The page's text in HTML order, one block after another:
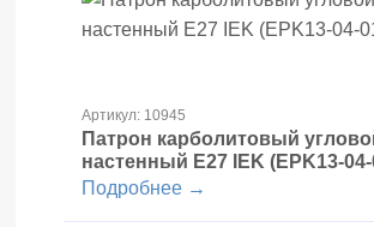
Артикул: 10945
Патрон карболитовый
настенный Е27 IEK (EPK13-
Подробнее →